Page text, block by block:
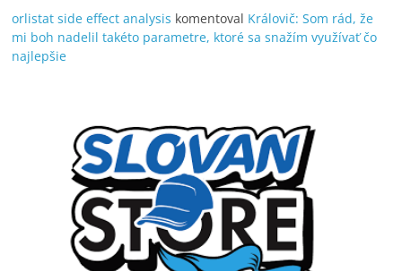
orlistat side effect analysis komentoval Královič: Som rád, že
mi boh nadelil takéto parametre, ktoré sa snažím využívať čo
najlepšie